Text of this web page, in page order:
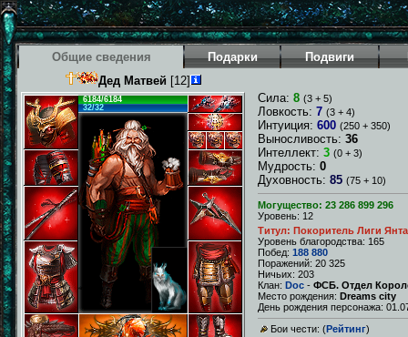
Общие сведения Подарки Подвиги
Дед Матвей [12]
6184/6184
32/32
Сила: 8 (3 + 5)
Ловкость: 7 (3 + 4)
Интуиция: 600 (250 + 350)
Выносливость: 36
Интеллект: 3 (0 + 3)
Мудрость: 0
Духовность: 85 (75 + 10)
Могущество: 23 286 899 296
Уровень: 12
Титул: Покоритель Лиги
Уровень благородства: 165
Побед: 188 880
Поражений: 20 325
Ничьих: 203
Клан: Doc - ФСБ. Отдел
Место рождения: Dreams city
День рождения персонажа:
Бои чести: (Рейтинг)